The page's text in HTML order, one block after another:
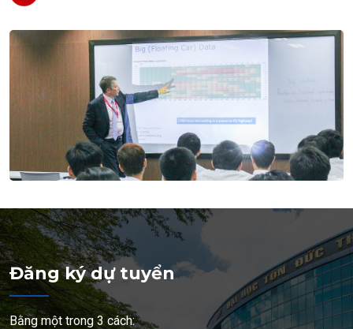
Đăng ký dự tuyển
Bằng một trong 3 cách: